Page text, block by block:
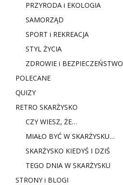
PRZYRODA i EKOLOGIA
SAMORZĄD
SPORT i REKREACJA
STYL ŻYCIA
ZDROWIE i BEZPIECZEŃSTWO
POLECANE
QUIZY
RETRO SKARŻYSKO
CZY WIESZ, ŻE…
MIAŁO BYĆ W SKARŻYSKU…
SKARŻYSKO KIEDYŚ I DZIŚ
TEGO DNIA W SKARŻYSKU
STRONY i BLOGI